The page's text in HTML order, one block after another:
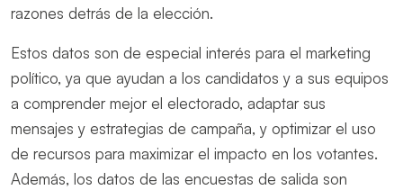
razones detrás de la elección.
Estos datos son de especial interés para el marketing
político, ya que ayudan a los candidatos y a sus equipos
a comprender mejor el electorado, adaptar sus
mensajes y estrategias de campaña, y optimizar el uso
de recursos para maximizar el impacto en los votantes.
Además, los datos de las encuestas de salida son